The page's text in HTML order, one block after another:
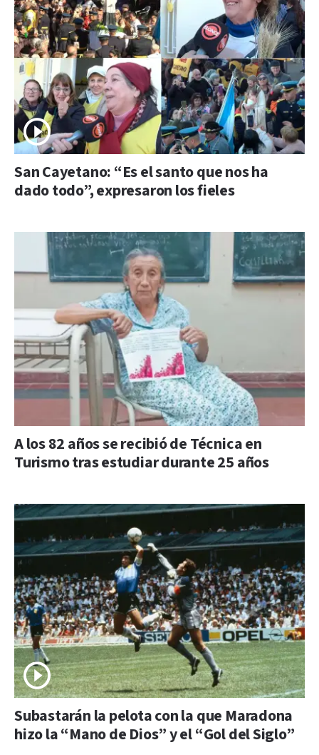
San Cayetano: “Es el santo que nos ha
dado todo”, expresaron los fieles
A los 82 años se recibió de Técnica en
Turismo tras estudiar durante 25 años
Subastarán la pelota con la que Maradona
hizo la “Mano de Dios” y el “Gol del Siglo”